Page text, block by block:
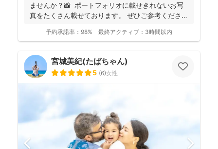
ませんか？📸 ポートフォリオに載せきれないお写
真をたくさん載せております。 ぜひご参考ください
予約承諾率： 98% 最終アクティブ： 3時間以内
宮城美紀(たばちゃん)
5 (6)女性